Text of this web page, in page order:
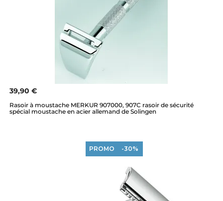
39,90 €
Rasoir à moustache MERKUR 907000, 907C rasoir de sécurité
spécial moustache en acier allemand de Solingen
PROMO -30%